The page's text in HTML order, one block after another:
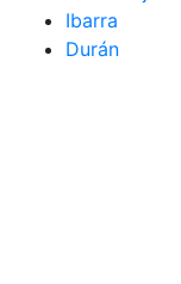
Ibarra
Durán